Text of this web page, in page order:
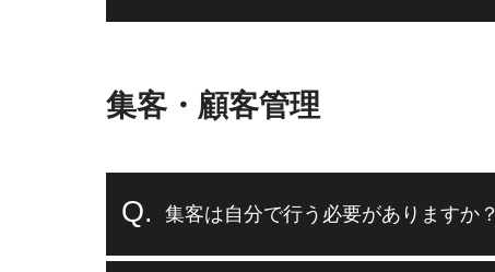
集客・顧客管理
集客は自分で行う必要がありますか？